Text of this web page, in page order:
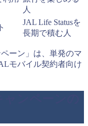
人
JAL Life Statusを
長期で積む人
ーン」は、単発のマ
モバイル契約者向け